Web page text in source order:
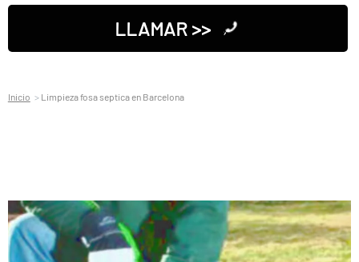
LLAMAR >>
Inicio Limpieza fosa septica en Barcelona